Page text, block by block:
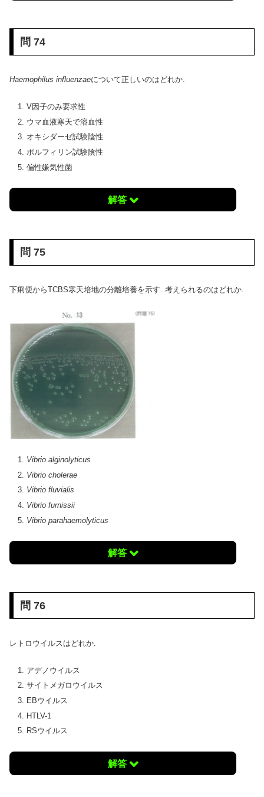
問 74
Haemophilus influenzaeについて正しいのはどれか.
V因子のみ要求性
ウマ血液寒天で溶血性
オキシダーゼ試験陰性
ポルフィリン試験陰性
偏性嫌気性菌
解答
問 75
下痢便からTCBS寒天培地の分離培養を示す. 考えられるのはどれか.
Vibrio alginolyticus
Vibrio cholerae
Vibrio fluvialis
Vibrio furnissii
Vibrio parahaemolyticus
解答
問 76
レトロウイルスはどれか.
アデノウイルス
サイトメガロウイルス
EBウイルス
HTLV-1
RSウイルス
解答